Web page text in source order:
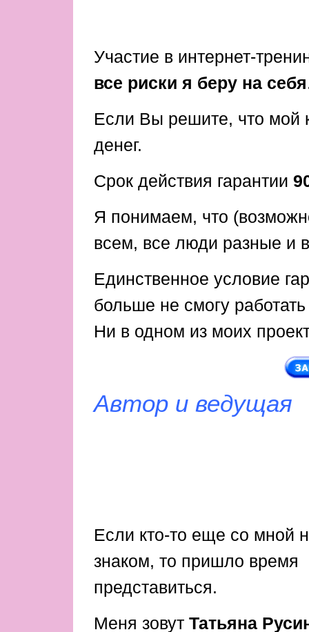
Участие в интернет-
все риски я беру на себя
Если Вы решите, что мой
денег.
Срок действия гарантии
Я понимаем, что
всем, все люди разные и
Единственное условие
больше не смогу
Ни в одном из моих
Автор и ведущая
Если кто-то еще со мной
знаком, то пришло время
представиться.
Меня зовут Татьяна